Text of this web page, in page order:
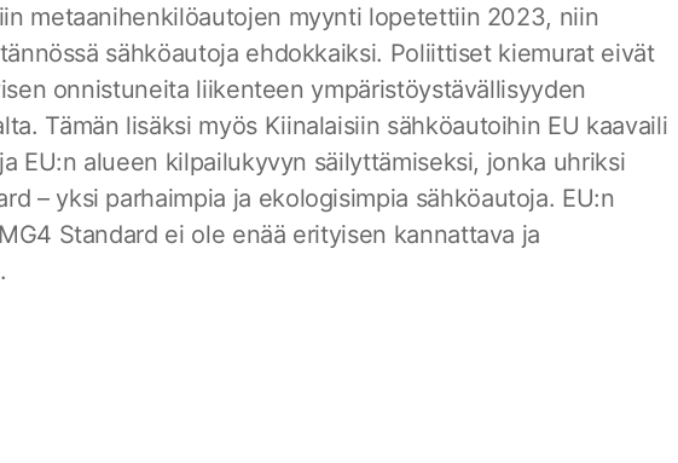
metaanihenkilöautojen myynti lopetettiin 2023, niin
sähköautoja ehdokkaiksi. Poliittiset kiemurat eivät
onnistuneita liikenteen ympäristöystävällisyyden
Tämän lisäksi myös Kiinalaisiin sähköautoihin EU kaavaili
EU:n alueen kilpailukyvyn säilyttämiseksi, jonka uhriksi
– yksi parhaimpia ja ekologisimpia sähköautoja. EU:n
Standard ei ole enää erityisen kannattava ja